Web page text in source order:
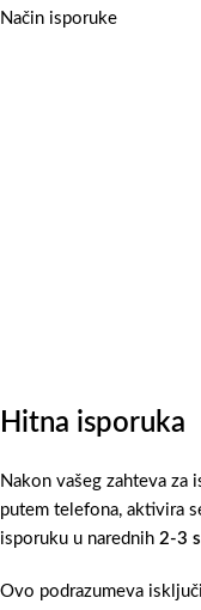
Način isporuke
Hitna isporuka
Nakon vašeg zahteva
putem telefona, aktivira
isporuku u narednih 2-3
Ovo podrazumeva